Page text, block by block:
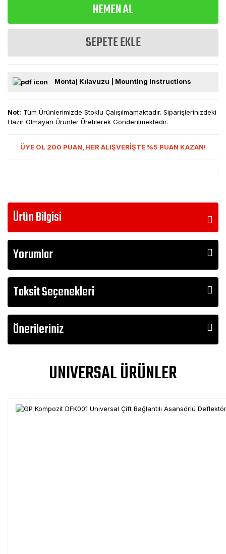
HEMEN AL
SEPETE EKLE
Montaj Kılavuzu | Mounting Instructions
Not: Tüm Ürünlerimizde Stoklu Çalışılmamaktadır. Siparişlerinizdeki
Hazır Olmayan Ürünler Üretilerek Gönderilmektedir.
ÜYE OL 200 PUAN, HER ALIŞVERİŞTE %5 PUAN KAZAN!
Ürün Bilgisi
Yorumlar
Taksit Seçenekleri
Önerileriniz
UNIVERSAL ÜRÜNLER